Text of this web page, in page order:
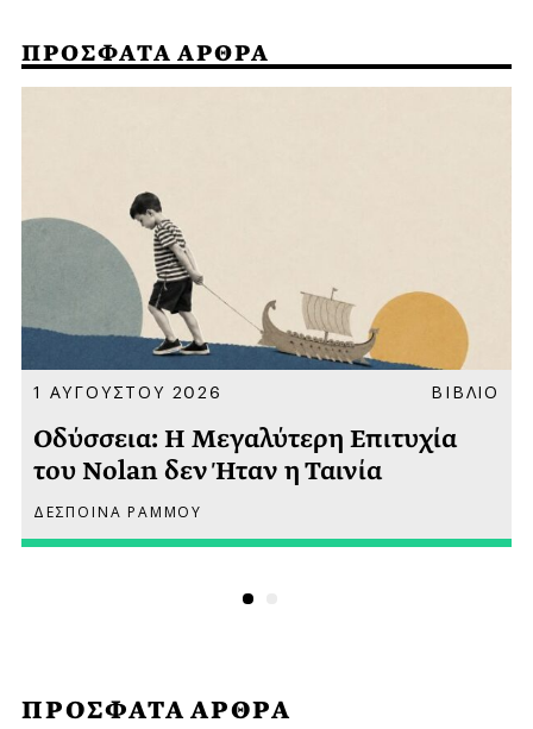
ΠΡΟΣΦΑΤΑ ΑΡΘΡΑ
ΠΡΟΣΦΑΤΑ ΑΡΘΡΑ
1 ΑΥΓΟΥΣΤΟΥ 2026 ΒΙΒΛΙΟ
Οδύσσεια: Η Μεγαλύτερη Επιτυχία
του Nolan δεν Ήταν η Ταινία
ΔΕΣΠΟΙΝΑ ΡΑΜΜΟΥ